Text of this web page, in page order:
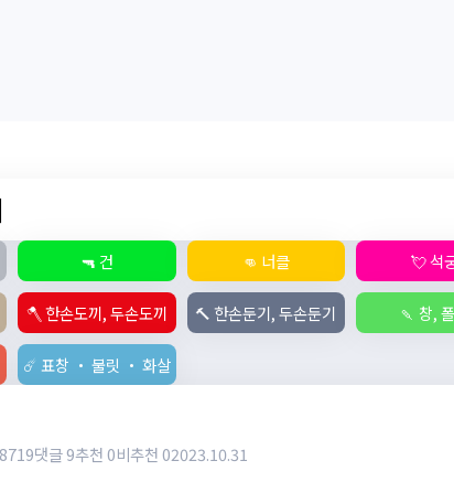
🔫 건 👊 너클 💘 석
🪓 한손도끼, 두손도끼 🔨 한손둔기, 두손둔기 🍡 창,
☄️ 표창 ・ 불릿 ・ 화살
댓글 9추천 0비추천 02023.10.31